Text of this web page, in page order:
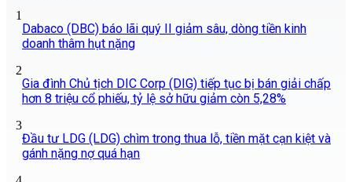
1
Dabaco (DBC) báo lãi quý II giảm sâu, dòng tiền kinh
doanh thâm hụt nặng
2
Gia đình Chủ tịch DIC Corp (DIG) tiếp tục bị bán giải chấp
hơn 8 triệu cổ phiếu, tỷ lệ sở hữu giảm còn 5,28%
3
Đầu tư LDG (LDG) chìm trong thua lỗ, tiền mặt cạn kiệt và
gánh nặng nợ quá hạn